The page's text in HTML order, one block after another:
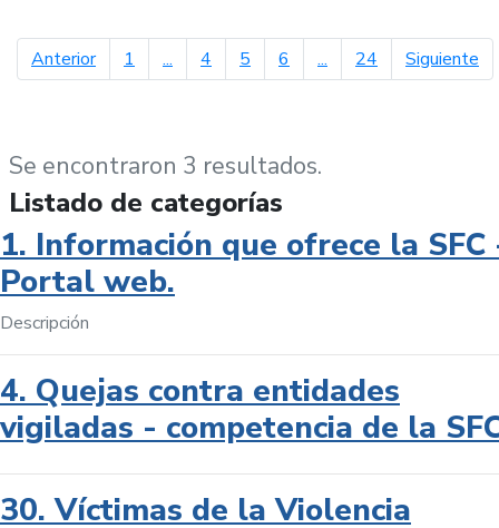
Anteriorpágina anterior
1 ... 4 5 6 ... 24 Siguiente
Se encontraron 3 resultados.
Listado de categorías
1. Información que ofrece la SFC
Portal web.
Descripción
4. Quejas contra entidades
vigiladas - competencia de la
30. Víctimas de la Violencia